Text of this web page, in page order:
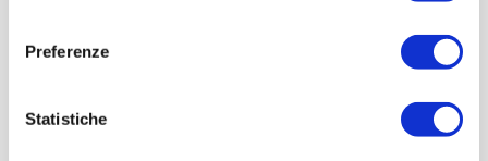
Preferenze
Statistiche